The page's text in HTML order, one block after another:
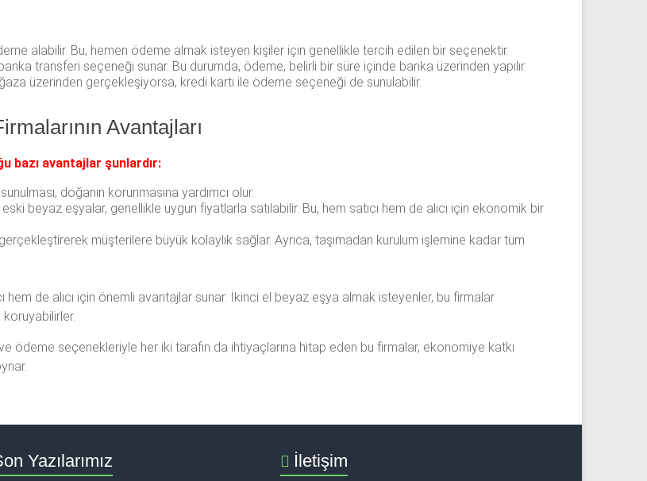
alabilir. Bu, hemen ödeme almak isteyen kişiler için genellikle tercih edilen bir seçenektir.
transferi seçeneği sunar. Bu durumda, ödeme, belirli bir süre içinde banka üzerinden yapılır.
üzerinden gerçekleşiyorsa, kredi kartı ile ödeme seçeneği de sunulabilir.
Avantajları
bazı avantajlar şunlardır:
doğanın korunmasına yardımcı olur.
beyaz eşyalar, genellikle uygun fiyatlarla satılabilir. Bu, hem satıcı hem de alıcı için ekonomik bir
gerçekleştirerek müşterilere büyük kolaylık sağlar. Ayrıca, taşımadan kurulum işlemine kadar tüm
hem de alıcı için önemli avantajlar sunar. İkinci el beyaz eşya almak isteyenler, bu firmalar
koruyabilirler.
ödeme seçenekleriyle her iki tarafın da ihtiyaçlarına hitap eden bu firmalar, ekonomiye katkı
Yazılarımız İletişim